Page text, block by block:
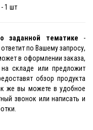
1 шт
заданной тематике -
по Вашему запросу,
в оформлении заказа,
складе или предложит
обзор продукта
же вы можете в удобное
звонок или написать и